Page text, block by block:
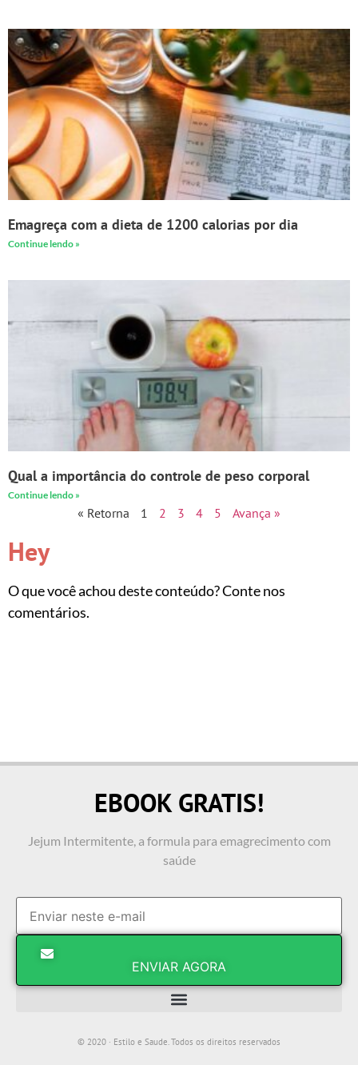
Emagreça com a dieta de 1200 calorias por dia
Continue lendo »
Qual a importância do controle de peso corporal
Continue lendo »
« Retorna 1 2 3 4 5 Avança »
Hey
O que você achou deste conteúdo? Conte nos
comentários.
EBOOK GRATIS!
Jejum Intermitente, a formula para emagrecimento com
saúde
ENVIAR AGORA
© 2020 · Estilo e Saude. Todos os direitos reservados